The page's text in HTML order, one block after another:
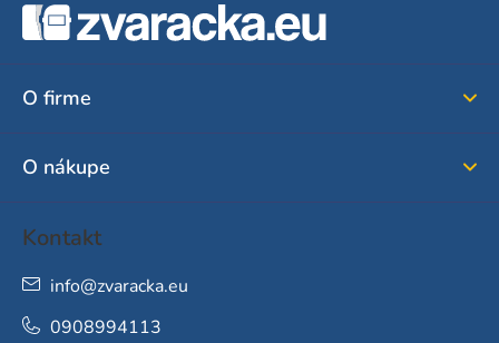
O firme
O nákupe
Kontakt
info@zvaracka.eu
0908994113